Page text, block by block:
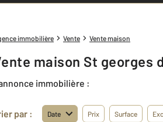
immobilière Vente Vente maison
Vente maison St georges
immobilière :
par : Date Prix Surface